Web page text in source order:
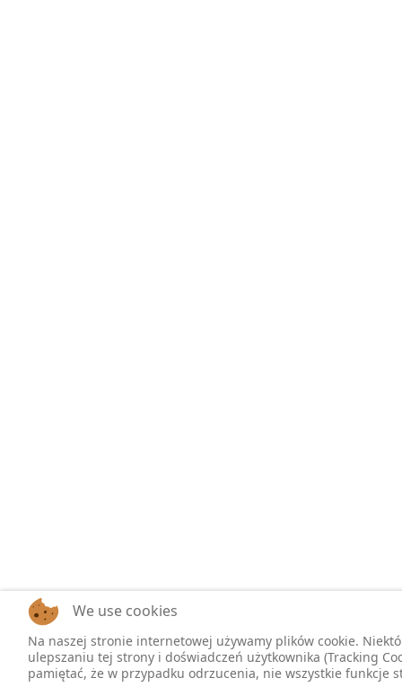
We use cookies
Na naszej stronie internetowej używamy plików cookie.
ulepszaniu tej strony i doświadczeń użytkownika (Tracking
pamiętać, że w przypadku odrzucenia, nie wszystkie funkcje